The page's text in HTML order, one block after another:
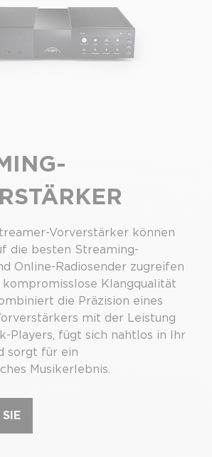
Vorverstärker können
die besten Streaming-
Online-Radiosender zugreifen
kompromisslose Klangqualität
die Präzision eines
mit der Leistung
Players, fügt sich nahtlos in Ihr
sorgt für ein
Musikerlebnis.